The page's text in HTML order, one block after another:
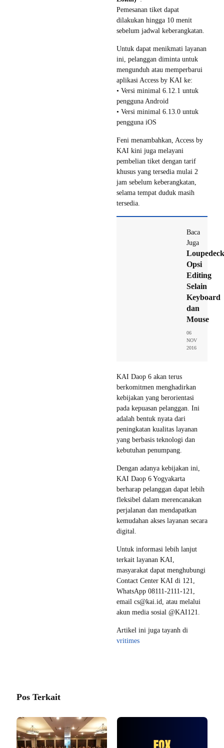
Pemesanan tiket dapat
dilakukan hingga 10 menit
sebelum jadwal keberangkatan.
Untuk dapat menikmati layanan
ini, pelanggan diminta untuk
mengunduh atau memperbarui
aplikasi Access by KAI ke:
• Versi minimal 6.12.1 untuk
pengguna Android
• Versi minimal 6.13.0 untuk
pengguna iOS
Feni menambahkan, Access by
KAI kini juga melayani
pembelian tiket dengan tarif
khusus yang tersedia mulai 2
jam sebelum keberangkatan,
selama tempat duduk masih
tersedia.
Baca
Juga
Opsi
Editing
Selain
Keyboard
dan
Mouse
06
NOV
2016
KAI Daop 6 akan terus
berkomitmen menghadirkan
kebijakan yang berorientasi
pada kepuasan pelanggan. Ini
adalah bentuk nyata dari
peningkatan kualitas layanan
yang berbasis teknologi dan
kebutuhan penumpang.
Dengan adanya kebijakan ini,
KAI Daop 6 Yogyakarta
berharap pelanggan dapat lebih
fleksibel dalam merencanakan
perjalanan dan mendapatkan
kemudahan akses layanan secara
digital.
Untuk informasi lebih lanjut
terkait layanan KAI,
masyarakat dapat menghubungi
Contact Center KAI di 121,
WhatsApp 08111-2111-121,
email cs@kai.id, atau melalui
akun media sosial @KAI121.
Artikel ini juga tayanh di
vritimes
Pos Terkait